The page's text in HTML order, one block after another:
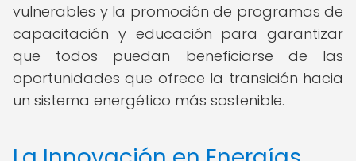
vulnerables y la promoción de programas de
capacitación y educación para garantizar
que todos puedan beneficiarse de las
oportunidades que ofrece la transición hacia
un sistema energético más sostenible.